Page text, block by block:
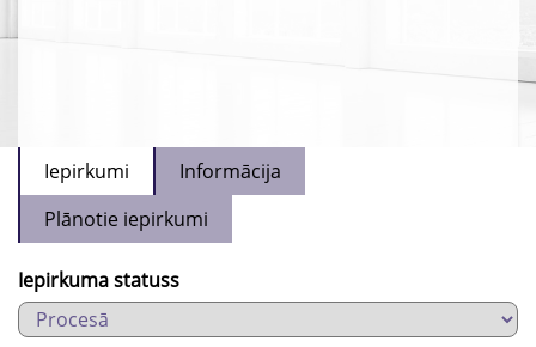
Iepirkumi
Informācija
Plānotie iepirkumi
Iepirkuma statuss